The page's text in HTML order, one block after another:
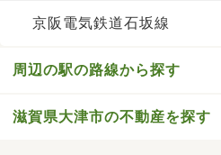
京阪電気鉄道石坂線
周辺の駅の路線から探す
滋賀県大津市の不動産を探す